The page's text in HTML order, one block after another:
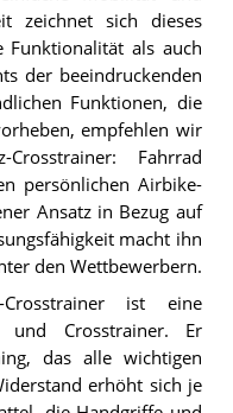
zeichnet sich dieses
Funktionalität als auch
der beeindruckenden
Funktionen, die
empfehlen wir
Fahrrad
persönlichen Airbike-
Ansatz in Bezug auf
macht ihn
den Wettbewerbern.
ist eine
und Crosstrainer. Er
das alle wichtigen
erhöht sich je